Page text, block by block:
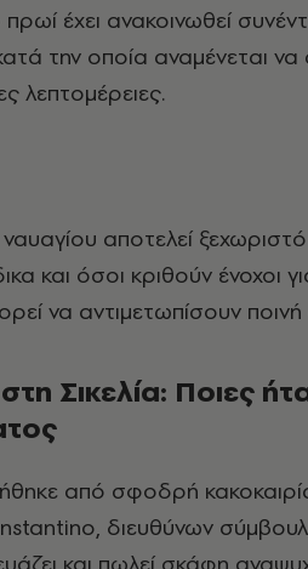
πρωί έχει ανακοινωθεί
την οποία αναμένεται
λεπτομέρειες.
αποτελεί
και όσοι κριθούν ένοχοι
να αντιμετωπίσουν
Σικελία: Ποιες
από σφοδρή
διευθύνων